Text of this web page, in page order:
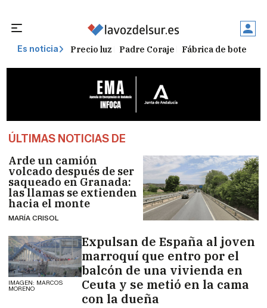
Es noticia Precio luz Padre Coraje Fábrica de botellas
ÚLTIMAS NOTICIAS DE
Arde un camión
volcado después de ser
saqueado en Granada:
las llamas se extienden
hacia el monte
MARÍA CRISOL
IMAGEN: MARCOS
MORENO
Expulsan de España al joven
marroquí que entro por el
balcón de una vivienda en
Ceuta y se metió en la cama
con la dueña